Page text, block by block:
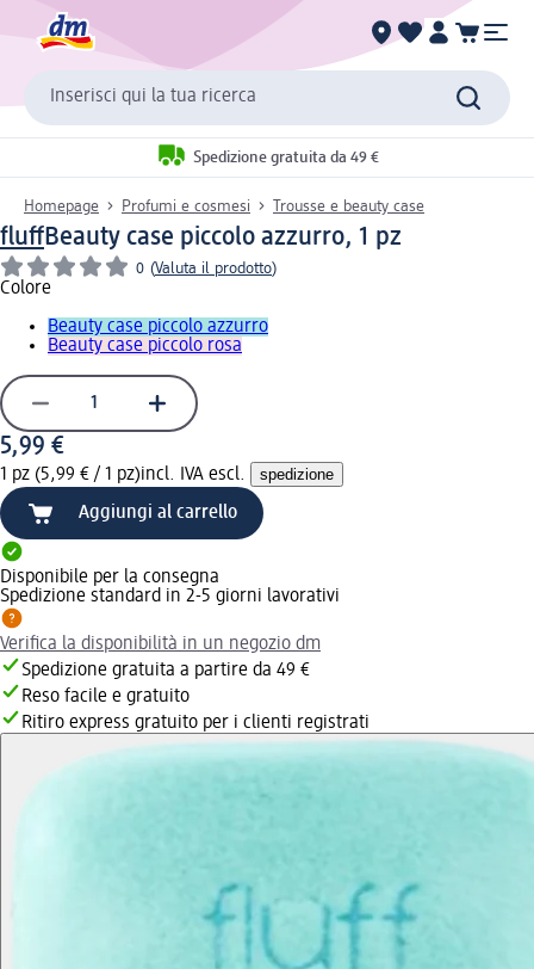
Inserisci qui la tua ricerca
Spedizione gratuita da 49 €
Homepage Profumi e cosmesi Trousse e beauty case
fluffBeauty case piccolo azzurro, 1 pz
0 (Valuta il prodotto)
Colore
Beauty case piccolo azzurro
Beauty case piccolo rosa
5,99 €
1 pz (5,99 € / 1 pz)incl. IVA escl. spedizione
Aggiungi al carrello
Disponibile per la consegna
Spedizione standard in 2-5 giorni lavorativi
Verifica la disponibilità in un negozio dm
Spedizione gratuita a partire da 49 €
Reso facile e gratuito
Ritiro express gratuito per i clienti registrati